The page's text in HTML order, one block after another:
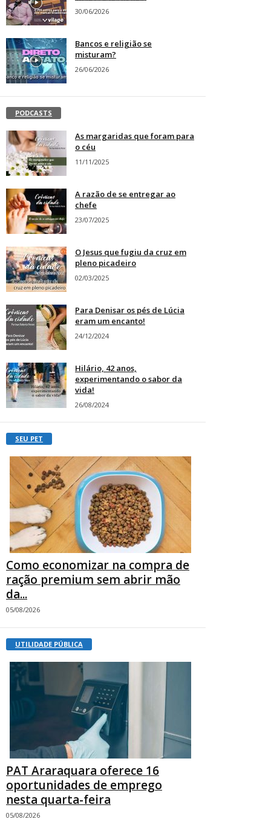
30/06/2026
Bancos e religião se
misturam?
26/06/2026
PODCASTS
As margaridas que foram para
o céu
11/11/2025
A razão de se entregar ao
chefe
23/07/2025
O Jesus que fugiu da cruz em
pleno picadeiro
02/03/2025
Para Denisar os pés de Lúcia
eram um encanto!
24/12/2024
Hilário, 42 anos,
experimentando o sabor da
vida!
26/08/2024
SEU PET
Como economizar na compra de
ração premium sem abrir mão
da...
05/08/2026
UTILIDADE PÚBLICA
PAT Araraquara oferece 16
oportunidades de emprego
nesta quarta-feira
05/08/2026